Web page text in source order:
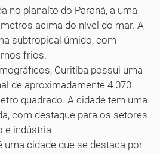
no planalto do Paraná, a uma
acima do nível do mar. A
subtropical úmido, com
frios.
Curitiba possui uma
de aproximadamente 4.070
quadrado. A cidade tem uma
com destaque para os setores
e indústria.
uma cidade que se destaca por